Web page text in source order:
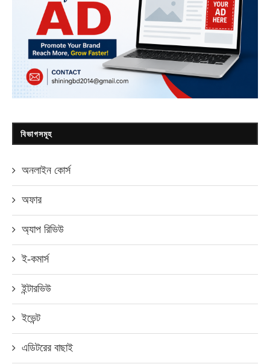
বিভাগসমূহ
অনলাইন কোর্স
অফার
অ্যাপ রিভিউ
ই-কমার্স
ইন্টারভিউ
ইভেন্ট
এডিটরের বাছাই